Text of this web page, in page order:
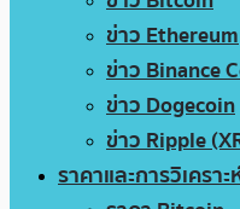
ข่าว Ethereum
ข่าว Binance
ข่าว Dogecoin
ข่าว Ripple
ราคาและการวิเคราะ